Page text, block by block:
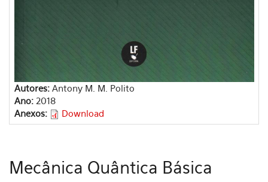
Autores: Antony M. M. Polito
Ano: 2018
Anexos:
Download
Mecânica Quântica Básica